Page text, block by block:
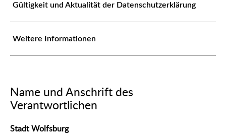
Gültigkeit und Aktualität der Datenschutzerklärung
Weitere Informationen
Name und Anschrift des
Verantwortlichen
Stadt Wolfsburg